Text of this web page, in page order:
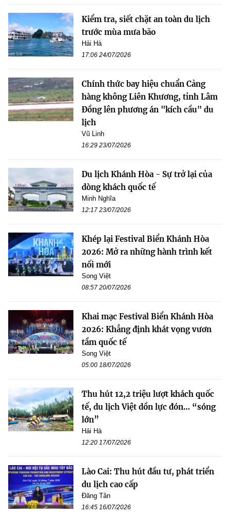
Kiểm tra, siết chặt an toàn du lịch
trước mùa mưa bão
Hải Hà
17:06 24/07/2026
Chính thức bay hiệu chuẩn Cảng
hàng không Liên Khương, tỉnh Lâm
Đồng lên phương án "kích cầu" du
lịch
Vũ Linh
16:29 23/07/2026
Du lịch Khánh Hòa - Sự trở lại của
dòng khách quốc tế
Minh Nghĩa
12:17 23/07/2026
Khép lại Festival Biển Khánh Hòa
2026: Mở ra những hành trình kết
nối mới
Song Việt
08:57 20/07/2026
Khai mạc Festival Biển Khánh Hòa
2026: Khẳng định khát vọng vươn
tầm quốc tế
Song Việt
05:00 18/07/2026
Thu hút 12,2 triệu lượt khách quốc
tế, du lịch Việt dồn lực đón… “sóng
lớn”
Hải Hà
12:20 17/07/2026
Lào Cai: Thu hút đầu tư, phát triển
du lịch cao cấp
Đăng Tân
16:45 16/07/2026